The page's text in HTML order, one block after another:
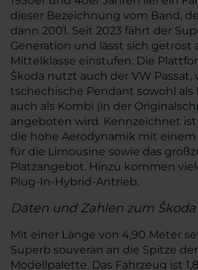
dieser Bezeichnung vom Band,
dann 2001. Seit 2023 fährt der
Generation und lässt sich getrost
Mittelklasse einstufen. Die
Škoda nutzt auch der VW Passat,
tschechische Pendant sowohl als
auch als Kombi (in der
angeboten wird. Kennzeichnet
die hohe Aerodynamik mit einem
für die Limousine sowie das
Platzangebot. Hinzu kommen
Plug-In-Hybrid-Antrieb.
Daten und Zahlen zum
Mit einer Länge von 4,90 Meter
Superb souverän an die Spitze
Modellpalette. Das Fahrzeug ist